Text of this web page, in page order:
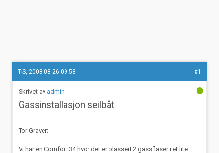
TIS, 2008-08-26 09:58 #1
admin
Gassinstallasjon seilbåt
Tor Graver:
Vi har en Comfort 34 hvor det er plassert 2 gassflaser i et lite